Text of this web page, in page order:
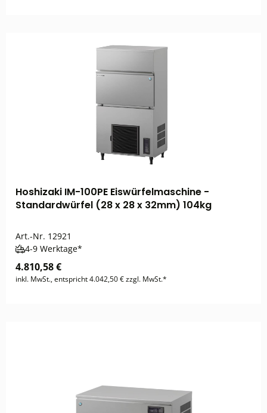
Hoshizaki IM-100PE Eiswürfelmaschine -
Standardwürfel (28 x 28 x 32mm) 104kg
Art.-Nr. 12921
4-9 Werktage*
4.810,58 €
inkl. MwSt., entspricht 4.042,50 € zzgl. MwSt.*